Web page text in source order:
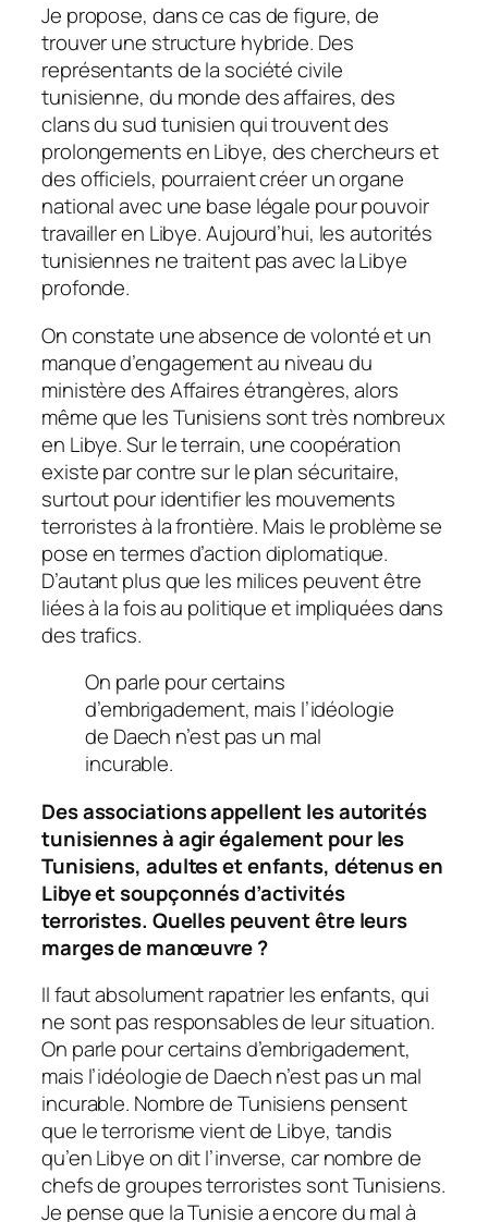
Je propose, dans ce cas de figure, de
trouver une structure hybride. Des
représentants de la société civile
tunisienne, du monde des affaires, des
clans du sud tunisien qui trouvent des
prolongements en Libye, des chercheurs et
des officiels, pourraient créer un organe
national avec une base légale pour pouvoir
travailler en Libye. Aujourd’hui, les autorités
tunisiennes ne traitent pas avec la Libye
profonde.
On constate une absence de volonté et un
manque d’engagement au niveau du
ministère des Affaires étrangères, alors
même que les Tunisiens sont très nombreux
en Libye. Sur le terrain, une coopération
existe par contre sur le plan sécuritaire,
surtout pour identifier les mouvements
terroristes à la frontière. Mais le problème se
pose en termes d’action diplomatique.
D’autant plus que les milices peuvent être
liées à la fois au politique et impliquées dans
des trafics.
On parle pour certains
d’embrigadement, mais l’idéologie
de Daech n’est pas un mal
incurable.
Des associations appellent les autorités
tunisiennes à agir également pour les
Tunisiens, adultes et enfants, détenus en
Libye et soupçonnés d’activités
terroristes. Quelles peuvent être leurs
marges de manœuvre ?
Il faut absolument rapatrier les enfants, qui
ne sont pas responsables de leur situation.
On parle pour certains d’embrigadement,
mais l’idéologie de Daech n’est pas un mal
incurable. Nombre de Tunisiens pensent
que le terrorisme vient de Libye, tandis
qu’en Libye on dit l’inverse, car nombre de
chefs de groupes terroristes sont Tunisiens.
Je pense que la Tunisie a encore du mal à